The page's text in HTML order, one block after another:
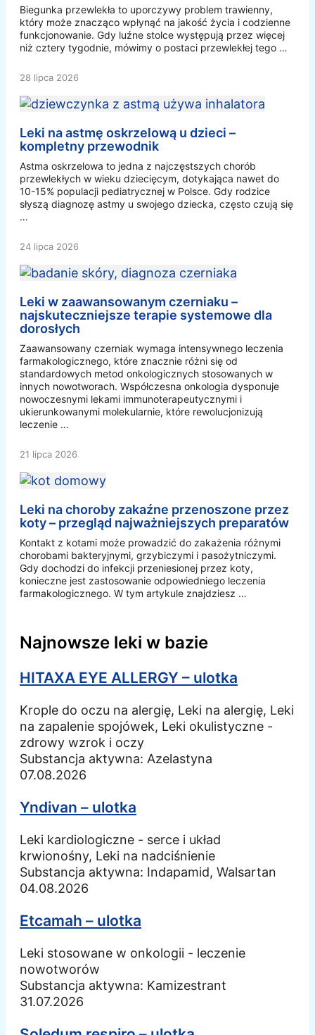
Biegunka przewlekła to uporczywy problem trawienny,
który może znacząco wpłynąć na jakość życia i codzienne
funkcjonowanie. Gdy luźne stolce występują przez więcej
niż cztery tygodnie, mówimy o postaci przewlekłej tego …
28 lipca 2026
Leki na astmę oskrzelową u dzieci –
kompletny przewodnik
Astma oskrzelowa to jedna z najczęstszych chorób
przewlekłych w wieku dziecięcym, dotykająca nawet do
10-15% populacji pediatrycznej w Polsce. Gdy rodzice
słyszą diagnozę astmy u swojego dziecka, często czują się
…
24 lipca 2026
Leki w zaawansowanym czerniaku –
najskuteczniejsze terapie systemowe dla
dorosłych
Zaawansowany czerniak wymaga intensywnego leczenia
farmakologicznego, które znacznie różni się od
standardowych metod onkologicznych stosowanych w
innych nowotworach. Współczesna onkologia dysponuje
nowoczesnymi lekami immunoterapeutycznymi i
ukierunkowanymi molekularnie, które rewolucjonizują
leczenie …
21 lipca 2026
Leki na choroby zakaźne przenoszone przez
koty – przegląd najważniejszych preparatów
Kontakt z kotami może prowadzić do zakażenia różnymi
chorobami bakteryjnymi, grzybiczymi i pasożytniczymi.
Gdy dochodzi do infekcji przeniesionej przez koty,
konieczne jest zastosowanie odpowiedniego leczenia
farmakologicznego. W tym artykule znajdziesz …
Najnowsze leki w bazie
HITAXA EYE ALLERGY – ulotka
Krople do oczu na alergię, Leki na alergię, Leki
na zapalenie spojówek, Leki okulistyczne -
zdrowy wzrok i oczy
Substancja aktywna: Azelastyna
07.08.2026
Yndivan – ulotka
Leki kardiologiczne - serce i układ
krwionośny, Leki na nadciśnienie
Substancja aktywna: Indapamid, Walsartan
04.08.2026
Etcamah – ulotka
Leki stosowane w onkologii - leczenie
nowotworów
Substancja aktywna: Kamizestrant
31.07.2026